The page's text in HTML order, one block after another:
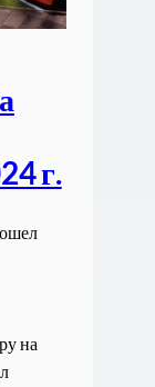
г.
на